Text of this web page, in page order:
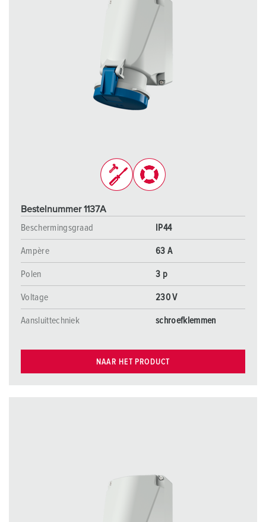
Bestelnummer 1137A
Beschermingsgraad
IP44
Ampère 63 A
Polen 3 p
Voltage 230 V
Aansluittechniek schroefklemmen
NAAR HET PRODUCT